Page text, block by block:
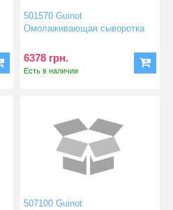
501570 Guinot
Омолаживающая сыворотка
6378 грн.
Есть в наличии
507100 Guinot